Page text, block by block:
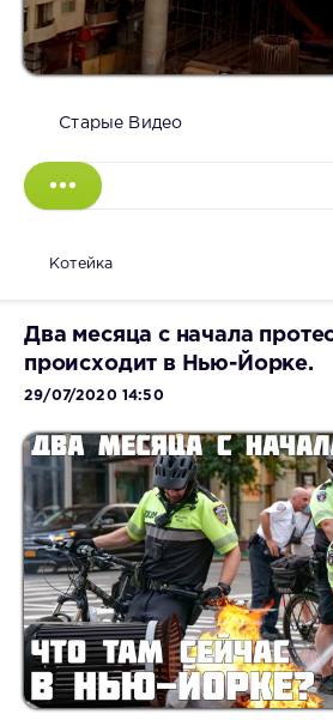
Старые Видео
Котейка
Два месяца с начала
происходит в Нью-Йорке.
29/07/2020 14:50